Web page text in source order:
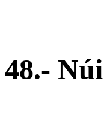
48.- Núi